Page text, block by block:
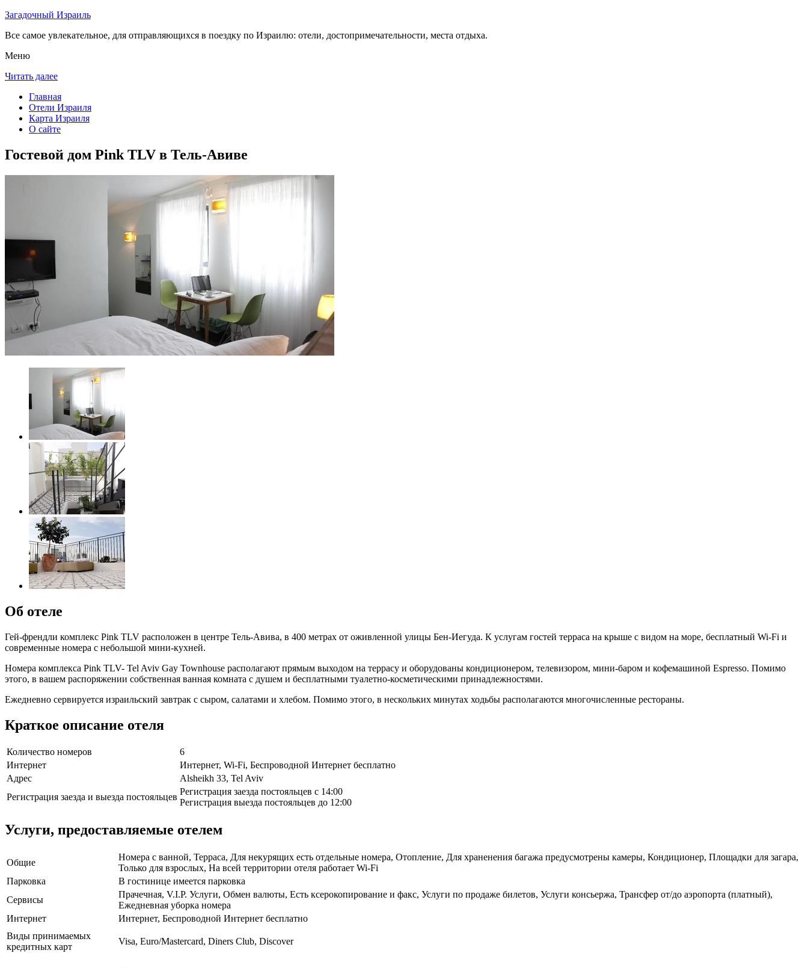
Загадочный Израиль
Все самое увлекательное, для отправляющихся в поездку по Израилю: отели, достопримечательности, места отдыха.
Меню
Читать далее
Главная
Отели Израиля
Карта Израиля
О сайте
Гостевой дом Pink TLV в Тель-Авиве
Об отеле
Гей-френдли комплекс Pink TLV расположен в центре Тель-Авива, в 400 метрах от оживленной улицы Бен-Иегуда. К услугам гостей терраса на крыше с видом на море, бесплатный Wi-Fi и
современные номера с небольшой мини-кухней.
Номера комплекса Pink TLV- Tel Aviv Gay Townhouse располагают прямым выходом на террасу и оборудованы кондиционером, телевизором, мини-баром и кофемашиной Espresso. Помимо
этого, в вашем распоряжении собственная ванная комната с душем и бесплатными туалетно-косметическими принадлежностями.
Ежедневно сервируется израильский завтрак с сыром, салатами и хлебом. Помимо этого, в нескольких минутах ходьбы располагаются многочисленные рестораны.
Краткое описание отеля
Количество номеров
6
Интернет
Интернет, Wi-Fi, Беспроводной Интернет бесплатно
Адрес
Alsheikh 33, Tel Aviv
Регистрация заезда и выезда постояльцев
Регистрация заезда постояльцев с 14:00
Регистрация выезда постояльцев до 12:00
Услуги, предоставляемые отелем
Общие
Номера с ванной, Терраса, Для некурящих есть отдельные номера, Отопление, Для храненения багажа предусмотрены камеры, Кондиционер, Площадки для загара,
Только для взрослых, На всей территории отеля работает Wi-Fi
Парковка
В гостинице имеется парковка
Сервисы
Прачечная, V.I.P. Услуги, Обмен валюты, Есть ксерокопирование и факс, Услуги по продаже билетов, Услуги консьержа, Трансфер от/до аэропорта (платный),
Ежедневная уборка номера
Интернет
Интернет, Беспроводной Интернет бесплатно
Виды принимаемых
кредитных карт
Visa, Euro/Mastercard, Diners Club, Discover